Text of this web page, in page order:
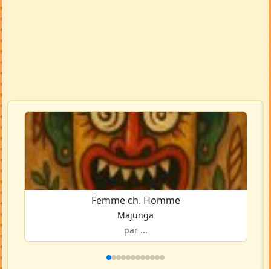
Femme ch. Homme
Majunga
par ...